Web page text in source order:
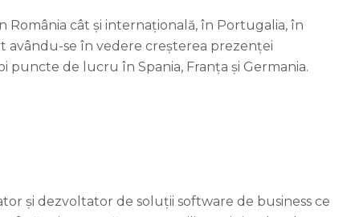
România cât și internațională, în Portugalia, în
se în vedere creșterea prezenței
de lucru în Spania, Franța și Germania.
și dezvoltator de soluții software de business ce